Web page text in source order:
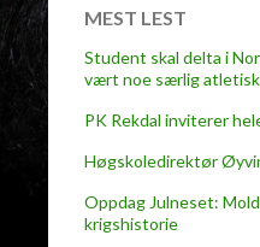
MEST LEST
Student skal delta i
vært noe særlig atletisk
PK Rekdal inviterer
Høgskoledirektør
Oppdag Julneset:
krigshistorie